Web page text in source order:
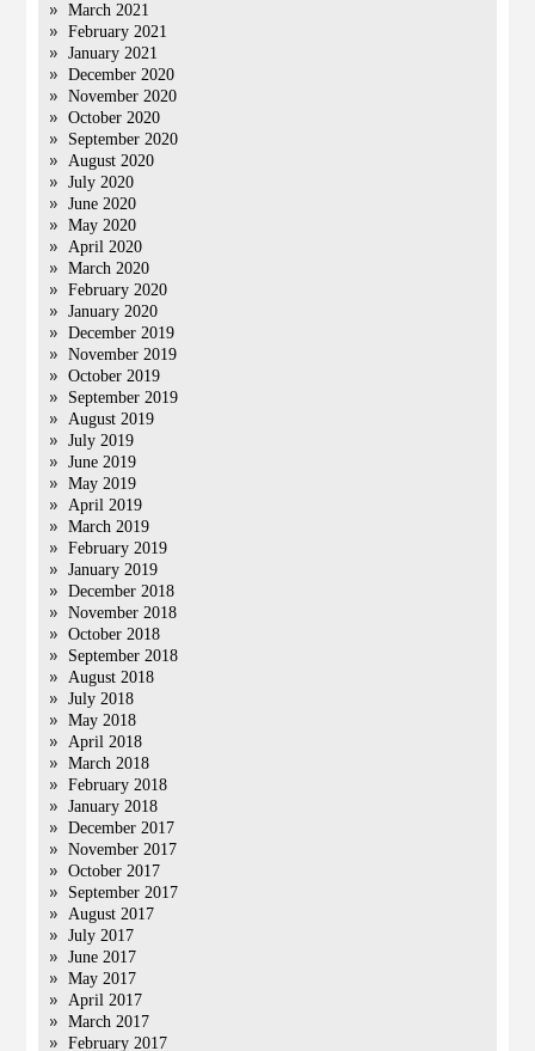
March 2021
February 2021
January 2021
December 2020
November 2020
October 2020
September 2020
August 2020
July 2020
June 2020
May 2020
April 2020
March 2020
February 2020
January 2020
December 2019
November 2019
October 2019
September 2019
August 2019
July 2019
June 2019
May 2019
April 2019
March 2019
February 2019
January 2019
December 2018
November 2018
October 2018
September 2018
August 2018
July 2018
May 2018
April 2018
March 2018
February 2018
January 2018
December 2017
November 2017
October 2017
September 2017
August 2017
July 2017
June 2017
May 2017
April 2017
March 2017
February 2017